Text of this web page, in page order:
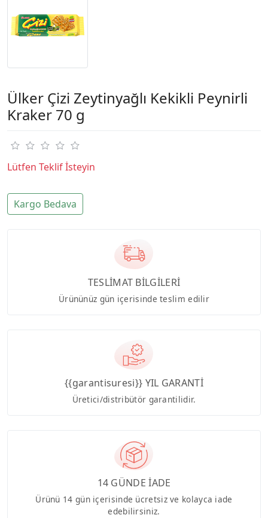
Ülker Çizi Zeytinyağlı Kekikli Peynirli
Kraker 70 g
Lütfen Teklif İsteyin
Kargo Bedava
TESLİMAT BİLGİLERİ
Ürününüz gün içerisinde teslim edilir
{{garantisuresi}} YIL GARANTİ
Üretici/distribütör garantilidir.
14 GÜNDE İADE
Ürünü 14 gün içerisinde ücretsiz ve kolayca iade
edebilirsiniz.